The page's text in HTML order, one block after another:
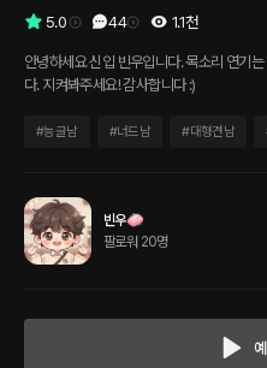
5.0
44 1.1천
안녕하세요 신입 빈우입니다. 목소리 연기
다. 지켜봐주세요! 감사합니다 :)
#능글남 #너드남 #대형견남
빈우🧼
팔로워 20명